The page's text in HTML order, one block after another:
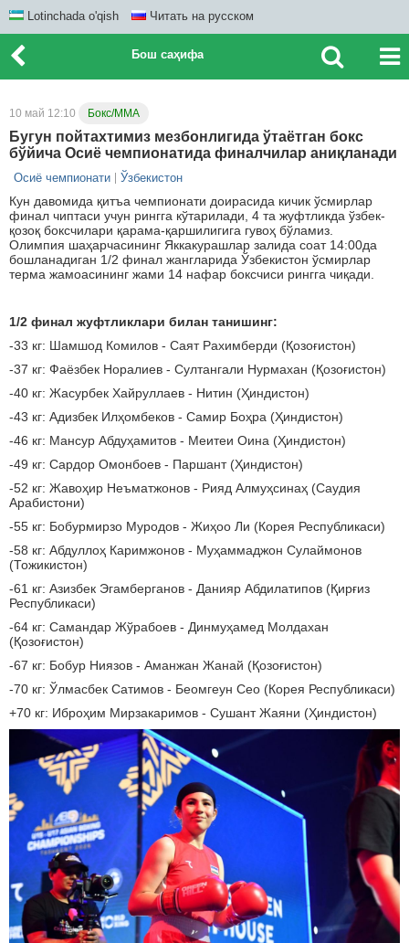
Lotinchada o'qish Читать на русском
Бош саҳифа
10 май 12:10 Бокс/ММА
Бугун пойтахтимиз мезбонлигида ўтаётган бокс
бўйича Осиё чемпионатида финалчилар аниқланади
Осиё чемпионати Ўзбекистон
Кун давомида қитъа чемпионати доирасида кичик ўсмирлар
финал чиптаси учун рингга кўтарилади, 4 та жуфтликда ўзбек-
қозоқ боксчилари қарама-қаршилигига гувоҳ бўламиз.
Олимпия шаҳарчасининг Яккакурашлар залида соат 14:00да
бошланадиган 1/2 финал жангларида Ўзбекистон ўсмирлар
терма жамоасининг жами 14 нафар боксчиси рингга чиқади.
1/2 финал жуфтликлари билан танишинг:
-33 кг: Шамшод Комилов - Саят Рахимберди (Қозоғистон)
-37 кг: Фаёзбек Норалиев - Султангали Нурмахан (Қозоғистон)
-40 кг: Жасурбек Хайруллаев - Нитин (Ҳиндистон)
-43 кг: Адизбек Илҳомбеков - Самир Боҳра (Ҳиндистон)
-46 кг: Мансур Абдуҳамитов - Меитеи Оина (Ҳиндистон)
-49 кг: Сардор Омонбоев - Паршант (Ҳиндистон)
-52 кг: Жавоҳир Неъматжонов - Рияд Алмуҳсинаҳ (Саудия
Арабистони)
-55 кг: Бобурмирзо Муродов - Жиҳоо Ли (Корея Республикаси)
-58 кг: Абдуллоҳ Каримжонов - Муҳаммаджон Сулаймонов
(Тожикистон)
-61 кг: Азизбек Эгамберганов - Данияр Абдилатипов (Қирғиз
Республикаси)
-64 кг: Самандар Жўрабоев - Динмуҳамед Молдахан
(Қозоғистон)
-67 кг: Бобур Ниязов - Аманжан Жанай (Қозоғистон)
-70 кг: Ўлмасбек Сатимов - Беомгеун Сео (Корея Республикаси)
+70 кг: Иброҳим Мирзакаримов - Сушант Жаяни (Ҳиндистон)